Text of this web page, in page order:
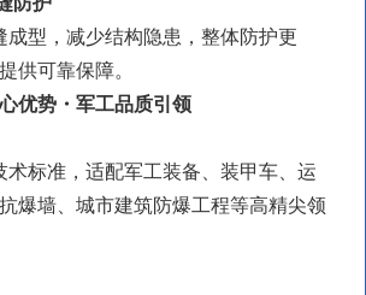
成型，减少结构隐患，整体防护更
供可靠保障。
优势・军工品质引领
术标准，适配军工装备、装甲车、运
爆墙、城市建筑防爆工程等高精尖领